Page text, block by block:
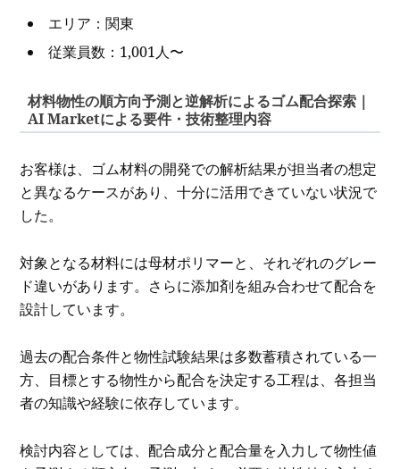
エリア：関東
従業員数：1,001人〜
材料物性の順方向予測と逆解析によるゴム配合探索｜
AI Marketによる要件・技術整理内容
お客様は、ゴム材料の開発での解析結果が担当者の想定
と異なるケースがあり、十分に活用できていない状況で
した。
対象となる材料には母材ポリマーと、それぞれのグレー
ド違いがあります。さらに添加剤を組み合わせて配合を
設計しています。
過去の配合条件と物性試験結果は多数蓄積されている一
方、目標とする物性から配合を決定する工程は、各担当
者の知識や経験に依存しています。
検討内容としては、配合成分と配合量を入力して物性値